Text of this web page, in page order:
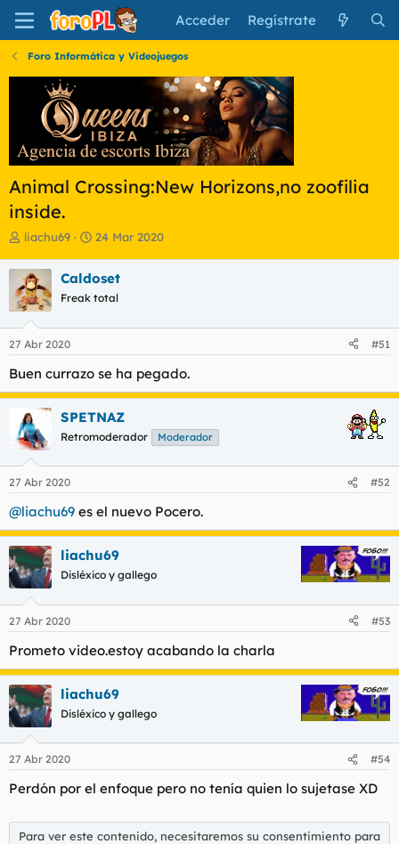
Acceder Regístrate
Foro Informática y Videojuegos
Animal Crossing:New Horizons,no zoofilia
inside.
I
i
c
i
a
d
o
d
e
l
t
e
m
a
liachu69
F
h
a
e
c
i
24 Mar 2020
Caldoset
Freak total
27 Abr 2020 #51
Buen currazo se ha pegado.
SPETNAZ
Retromoderador Moderador
27 Abr 2020 #52
@liachu69 es el nuevo Pocero.
liachu69
Disléxico y gallego
27 Abr 2020 #53
Prometo video.estoy acabando la charla
liachu69
Disléxico y gallego
27 Abr 2020 #54
Perdón por el enfoque pero no tenía quien lo sujetase XD
Para ver este contenido, necesitaremos su consentimiento para